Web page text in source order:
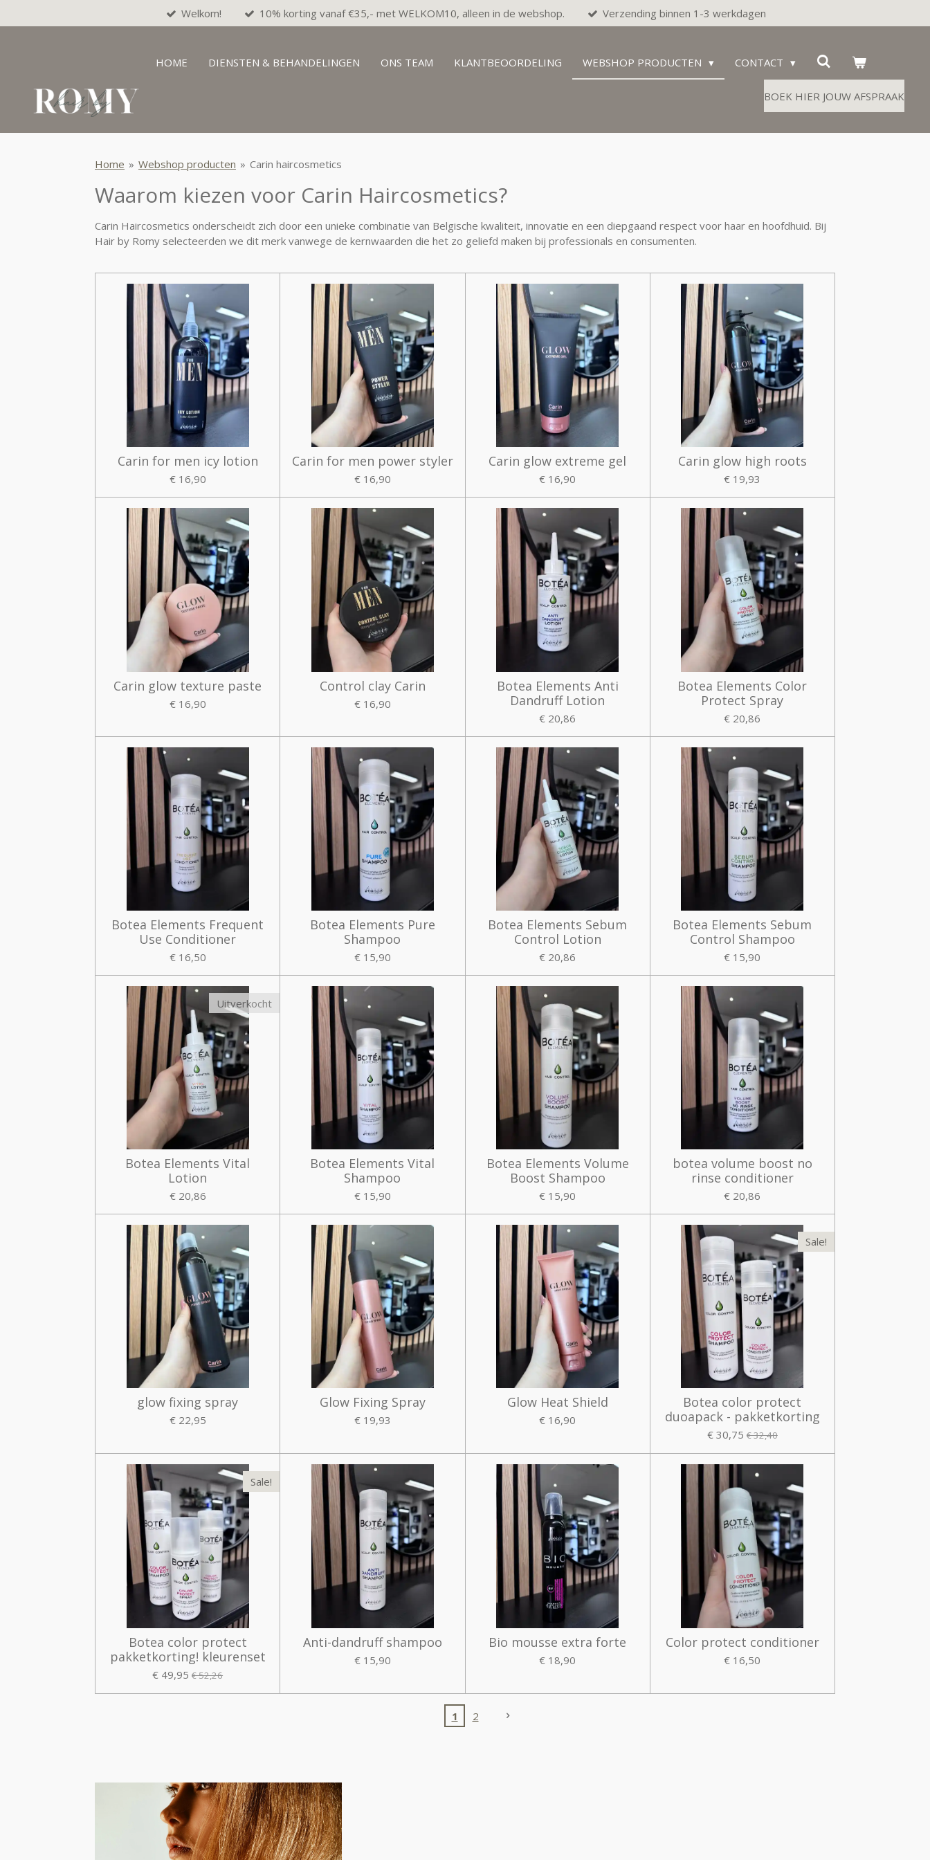
direct
Welkom! 10% korting vanaf €35,- met WELKOM10, alleen in de webshop. Verzending binnen 1-3 werkdagen
HOME DIENSTEN & BEHANDELINGEN ONS TEAM KLANTBEOORDELING WEBSHOP PRODUCTEN CONTACT
BOEK HIER JOUW AFSPRAAK
Home » Webshop producten » Carin haircosmetics
Waarom kiezen voor Carin Haircosmetics?
Carin Haircosmetics onderscheidt zich door een unieke combinatie van Belgische kwaliteit, innovatie en een diepgaand respect voor haar en hoofdhuid. Bij
Hair by Romy selecteerden we dit merk vanwege de kernwaarden die het zo geliefd maken bij professionals en consumenten.
Carin for men icy lotion
€ 16,90
Carin for men power styler
€ 16,90
Carin glow extreme gel
€ 16,90
Carin glow high roots
€ 19,93
Carin glow texture paste
€ 16,90
Control clay Carin
€ 16,90
Botea Elements Anti
Dandruff Lotion
€ 20,86
Botea Elements Color
Protect Spray
€ 20,86
Botea Elements Frequent
Use Conditioner
€ 16,50
Botea Elements Pure
Shampoo
€ 15,90
Botea Elements Sebum
Control Lotion
€ 20,86
Botea Elements Sebum
Control Shampoo
€ 15,90
Uitverkocht
Botea Elements Vital
Lotion
€ 20,86
Botea Elements Vital
Shampoo
€ 15,90
Botea Elements Volume
Boost Shampoo
€ 15,90
botea volume boost no
rinse conditioner
€ 20,86
glow fixing spray
€ 22,95
Glow Fixing Spray
€ 19,93
Glow Heat Shield
€ 16,90
Sale!
Botea color protect
duoapack - pakketkorting
€ 30,75 € 32,40
Sale!
Botea color protect
pakketkorting! kleurenset
€ 49,95 € 52,26
Anti-dandruff shampoo
€ 15,90
Bio mousse extra forte
€ 18,90
Color protect conditioner
€ 16,50
1 2